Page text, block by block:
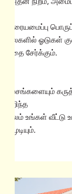
தரையமைப்பு
ஓடுகள்
சேர்க்கும்.
மூலம் உங்கள் வீட்டு
முடியும்.